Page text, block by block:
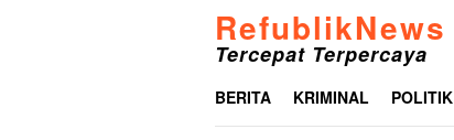
RefublikNews
Tercepat Terpercaya
BERITA KRIMINAL POLITIK